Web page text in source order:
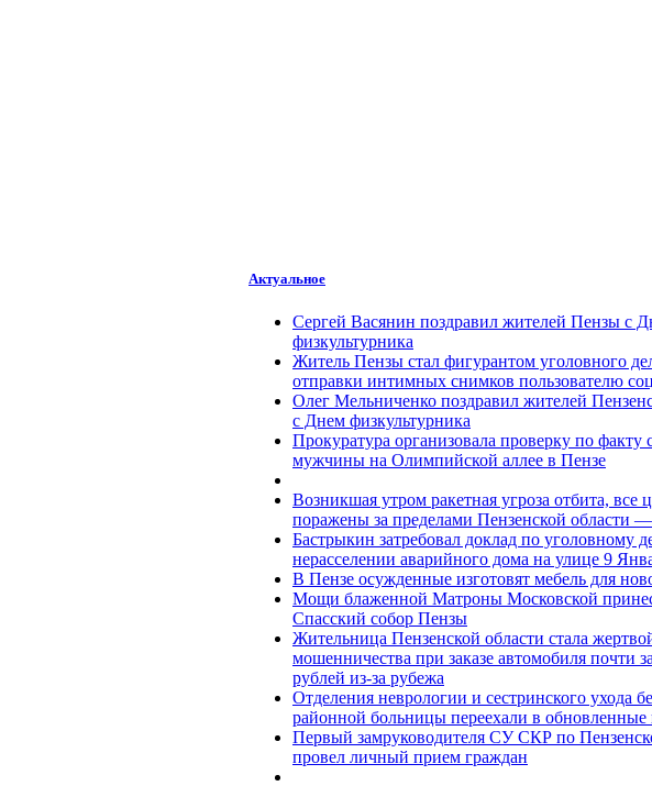
Актуальное
Сергей Васянин поздравил жителей Пензы с
физкультурника
Житель Пензы стал фигурантом уголовного
отправки интимных снимков пользователю
Олег Мельниченко поздравил жителей
с Днем физкультурника
Прокуратура организовала проверку по факту
мужчины на Олимпийской аллее в Пензе
Возникшая утром ракетная угроза отбита, все
поражены за пределами Пензенской области —
Бастрыкин затребовал доклад по уголовному
нерасселении аварийного дома на улице 9
В Пензе осужденные изготовят мебель для
Мощи блаженной Матроны Московской
Спасский собор Пензы
Жительница Пензенской области стала
мошенничества при заказе автомобиля почти
рублей из-за рубежа
Отделения неврологии и сестринского ухода
районной больницы переехали в
Первый замруководителя СУ СКР по
провел личный прием граждан